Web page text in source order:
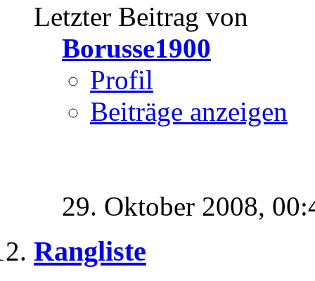
Letzter Beitrag von
Borusse1900
Profil
Beiträge anzeigen
29. Oktober 2008,
Rangliste